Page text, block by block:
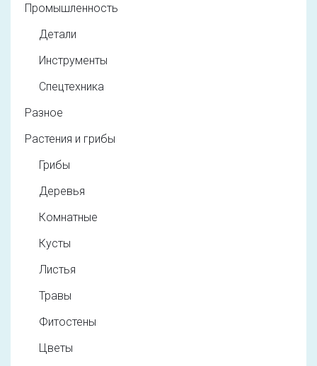
Промышленность
Детали
Инструменты
Спецтехника
Разное
Растения и грибы
Грибы
Деревья
Комнатные
Кусты
Листья
Травы
Фитостены
Цветы